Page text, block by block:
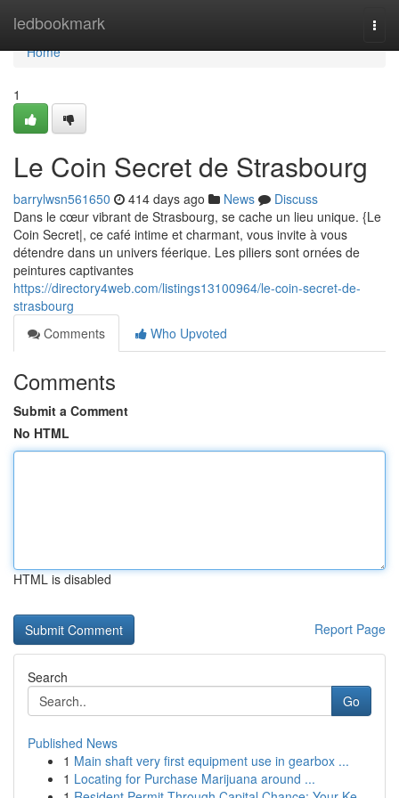
ledbookmark
Home
Home
1
Le Coin Secret de Strasbourg
barrylwsn561650 414 days ago News
Discuss
Dans le cœur vibrant de Strasbourg, se cache un lieu unique. {Le
Coin Secret|, ce café intime et charmant, vous invite à vous
détendre dans un univers féerique. Les piliers sont ornées de
peintures captivantes
https://directory4web.com/listings13100964/le-coin-secret-de-
strasbourg
Comments
Who Upvoted
Comments
Submit a Comment
No HTML
HTML is disabled
Report Page
Search
Go
Published News
1 Main shaft very first equipment use in gearbox ...
1 Locating for Purchase Marijuana around ...